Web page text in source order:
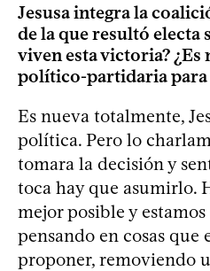
Jesusa integra la
de la que resultó electa
viven esta victoria? ¿Es
político-partidaria para
Es nueva totalmente,
política. Pero lo
tomara la decisión y
toca hay que asumirlo.
mejor posible y
pensando en cosas que
proponer, removiendo